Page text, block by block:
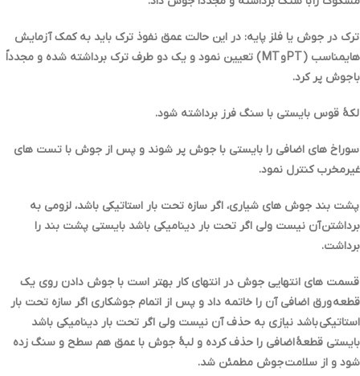
ترك در جوش یا فلز پایه: در این حالت عمق نفوذ ترك باید به کمک آزمایش
هايمناسب ( PT و MT ) تعیین نمود و یک دو طرف ترك برداشته شده و مجدداً
با جوش پر کرد.
لکۀ قوس بایستی با سنگ فرز برداشته شود.
سوراخ هاي اضافی را بایستی با جوش پر شوند و پس از جوش با تست هاي
غیرمخرب کنترل نمود.
پشت بند جوش هاي شیاري، اگر سازه تحت بار استاتیکی باشد، لزومی به
برداشتن آن نیست ولی اگر تحت بار دینامیکی باشد بایستی پشت بند را
برداشت.
قسمت هاي انتهایی جوش در انتهاي کار بهتر است با جوش دادن روي یک
قطعه ورق اضافی آن را خاتمه داد و پس از اتمام جوشکاري اگر سازه تحت بار
استاتیکی باشد نیازي به حذف آن نیست ولی اگر تحت بار دینامیکی باشد
بایستی قطعۀ اضافی را حذف کرده و لبۀ جوش با عمق هم سطح و سنگ زده
شود و از سلامت جوش مطمئن شد.